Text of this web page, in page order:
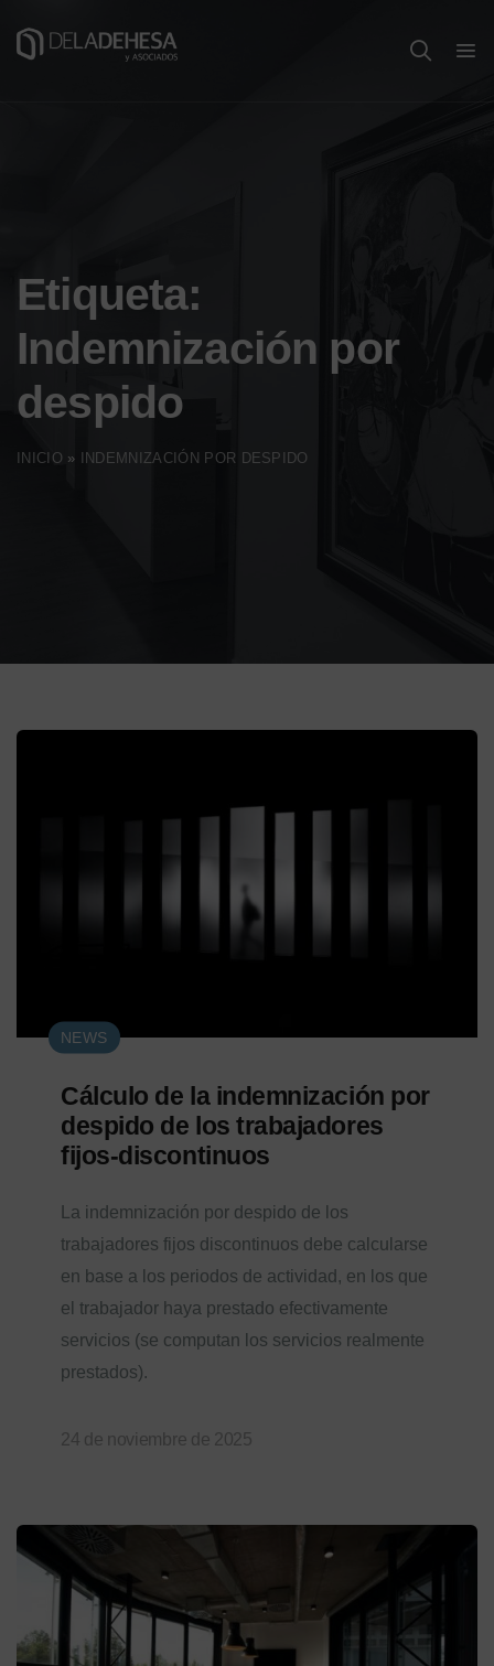
Etiqueta:
Indemnización por
despido
INICIO » INDEMNIZACIÓN POR DESPIDO
NEWS
Cálculo de la indemnización por
despido de los trabajadores
fijos-discontinuos
La indemnización por despido de los
trabajadores fijos discontinuos debe calcularse
en base a los periodos de actividad, en los que
el trabajador haya prestado efectivamente
servicios (se computan los servicios realmente
prestados).
24 de noviembre de 2025